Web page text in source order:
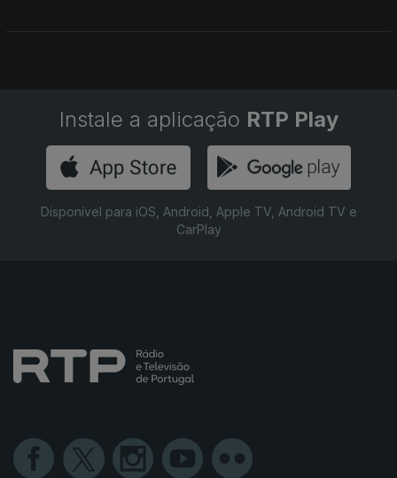
Instale a aplicação RTP Play
Disponível para iOS, Android, Apple TV, Android TV e
CarPlay